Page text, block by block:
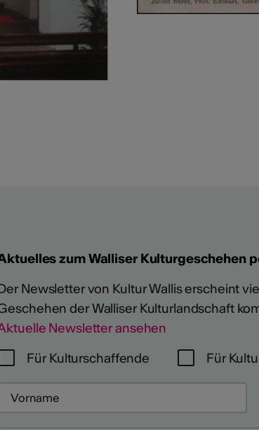
zum Walliser Kulturgeschehen
Newsletter von Kultur Wallis erscheint
der Walliser Kulturlandschaft
Newsletter ansehen
Für Kulturschaffende
Für